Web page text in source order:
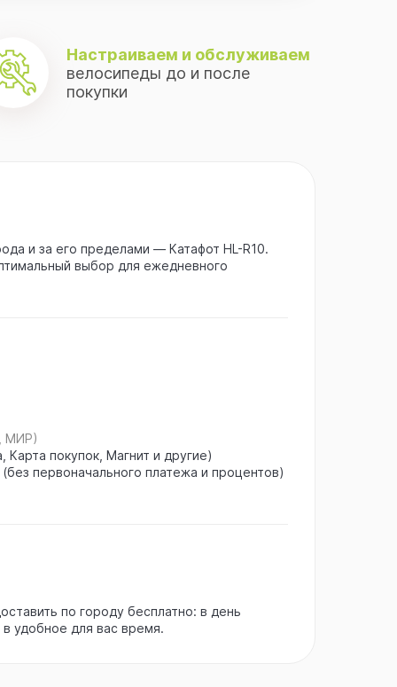
Настраиваем и обслуживаем
велосипеды до и после
покупки
и за его пределами — Катафот HL-R10.
выбор для ежедневного
МИР)
Карта покупок, Магнит и другие)
первоначального платежа и процентов)
по городу бесплатно: в день
удобное для вас время.